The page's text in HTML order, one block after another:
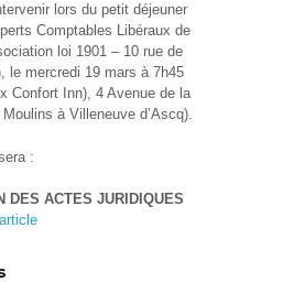
lors du petit déjeuner
Comptables Libéraux de
loi 1901 – 10 rue de
le mercredi 19 mars à 7h45
Confort Inn), 4 Avenue de la
à Villeneuve d’Ascq).
:
DES ACTES JURIDIQUES